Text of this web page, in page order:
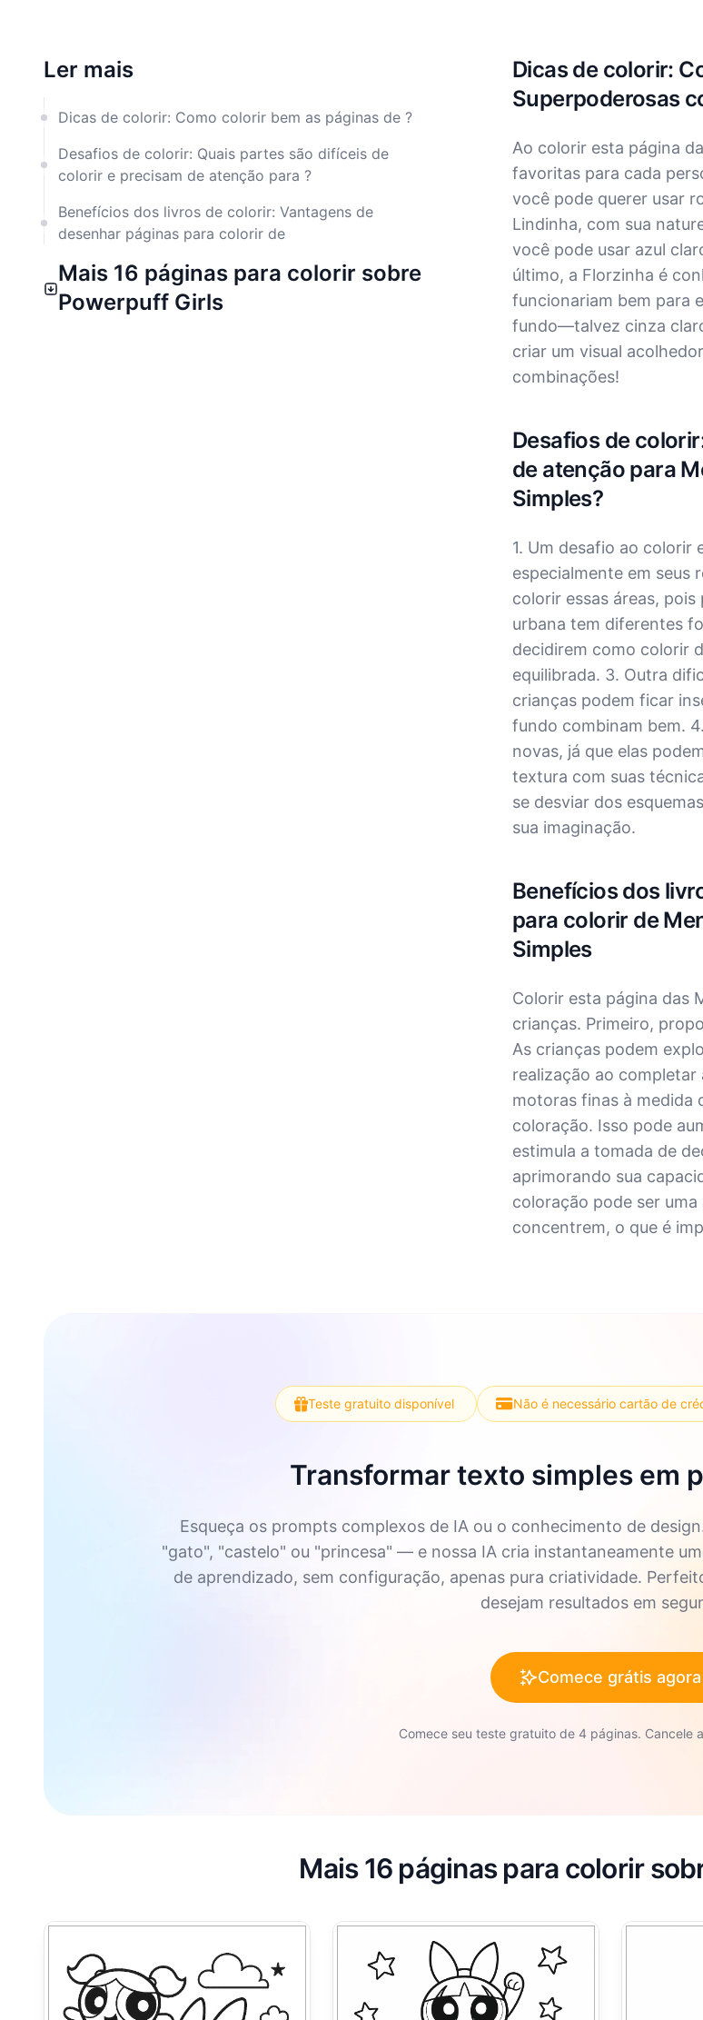
Ler mais
Dicas de colorir: Como colorir bem as páginas de ?
Desafios de colorir: Quais partes são difíceis de
colorir e precisam de atenção para ?
Benefícios dos livros de colorir: Vantagens de
desenhar páginas para colorir de
Mais 16 páginas para colorir sobre
Powerpuff Girls
Dicas de colorir:
Superpoderosas
Ao colorir esta página
favoritas para cada
você pode querer usar
Lindinha, com sua
você pode usar azul
último, a Florzinha é
funcionariam bem para
fundo—talvez cinza
criar um visual
combinações!
Desafios de
de atenção para
Simples?
1. Um desafio ao colorir
especialmente em seus
colorir essas áreas,
urbana tem diferentes
decidirem como colorir
equilibrada. 3. Outra
crianças podem ficar
fundo combinam bem.
novas, já que elas
textura com suas
se desviar dos
sua imaginação.
Benefícios dos
para colorir de
Simples
Colorir esta página das
crianças. Primeiro,
As crianças podem
realização ao completar
motoras finas à medida
coloração. Isso pode
estimula a tomada de
aprimorando sua
coloração pode ser
concentrem, o que é
Teste gratuito disponível Não é necessário cartão de
Transformar texto simples em
Esqueça os prompts complexos de IA ou o conhecimento de
"gato", "castelo" ou "princesa" — e nossa IA cria instantaneamente
de aprendizado, sem configuração, apenas pura criatividade.
desejam resultados em
Comece grátis agora
Comece seu teste gratuito de 4 páginas. Cancele
Mais 16 páginas para colorir